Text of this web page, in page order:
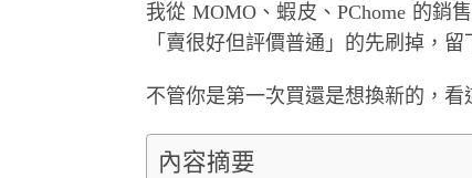
我從 MOMO、蝦皮、PChome 的銷
「賣很好但評價普通」的先刷掉，
不管你是第一次買還是想換新的，看
內容摘要